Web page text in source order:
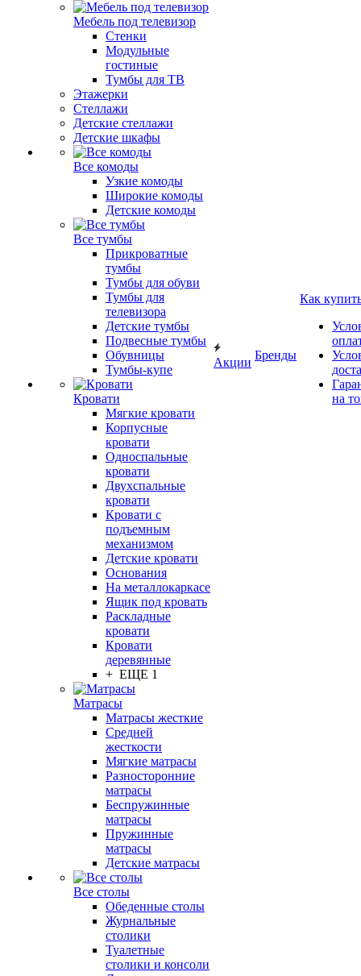
Мебель под телевизор
Стенки
Модульные
гостиные
Тумбы для ТВ
Этажерки
Стеллажи
Детские стеллажи
Детские шкафы
Все комоды
Узкие комоды
Широкие комоды
Детские комоды
Все тумбы
Прикроватные
тумбы
Тумбы для обуви
Тумбы для
телевизора
Детские тумбы
Подвесные тумбы
Обувницы
Тумбы-купе
Кровати
Мягкие кровати
Корпусные
кровати
Односпальные
кровати
Двухспальные
кровати
Кровати с
подъемным
механизмом
Детские кровати
Основания
На металлокаркасе
Ящик под кровать
Раскладные
кровати
Кровати
деревянные
+ ЕЩЕ 1
Матрасы
Матрасы жесткие
Средней
жесткости
Мягкие матрасы
Разносторонние
матрасы
Беспружинные
матрасы
Пружинные
матрасы
Детские матрасы
Все столы
Обеденные столы
Журнальные
столики
Туалетные
столики и консоли
Акции
Бренды
Как
на